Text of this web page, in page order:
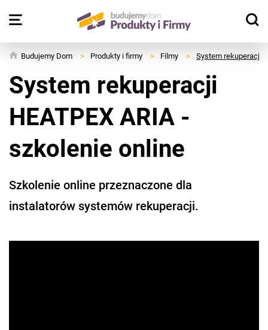
Budujemy Dom > Produkty i firmy > Filmy > System rekuperacji
System rekuperacji
HEATPEX ARIA -
szkolenie online
Szkolenie online przeznaczone dla
instalatorów systemów rekuperacji.